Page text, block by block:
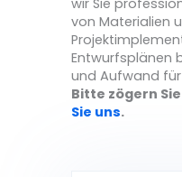
wir Sie
von Materialien
Entwurfsplänen
und Aufwand für
Bitte zögern
Sie uns.